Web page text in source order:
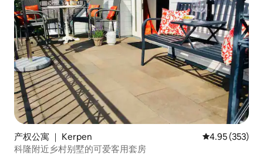
产权公寓 ｜ Kerpen 平均评分 4.95
4.95 (353)
科隆附近乡村别墅的可爱客用套房